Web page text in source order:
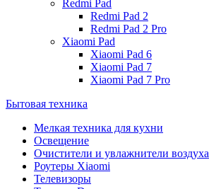
Redmi Pad
Redmi Pad 2
Redmi Pad 2 Pro
Xiaomi Pad
Xiaomi Pad 6
Xiaomi Pad 7
Xiaomi Pad 7 Pro
Бытовая техника
Мелкая техника для кухни
Освещение
Очистители и увлажнители воздуха
Роутеры Xiaomi
Телевизоры